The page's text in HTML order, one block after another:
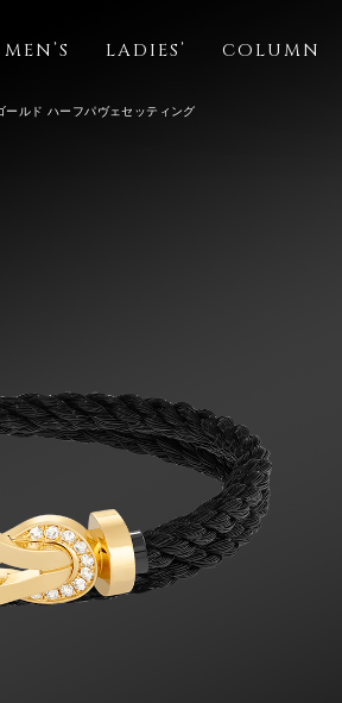
MEN’S LADIES’ COLUMN
ルド ハーフパヴェセッティング